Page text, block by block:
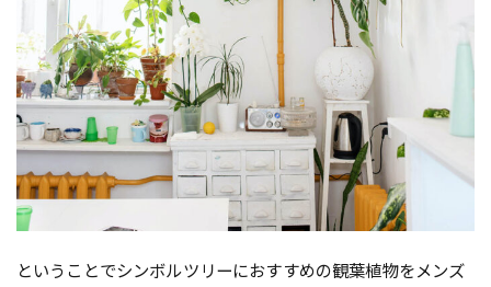
ということでシンボルツリーにおすすめの観葉植物をメンズ